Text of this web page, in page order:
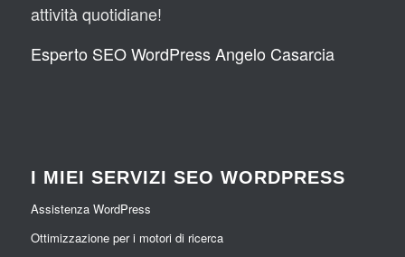
attività quotidiane!
Esperto SEO WordPress Angelo Casarcia
I MIEI SERVIZI SEO WORDPRESS
Assistenza WordPress
Ottimizzazione per i motori di ricerca